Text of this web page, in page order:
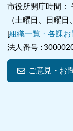
市役所開庁時間：
（土曜日、日曜日
[組織一覧・各課
法人番号 :
ご意見・お